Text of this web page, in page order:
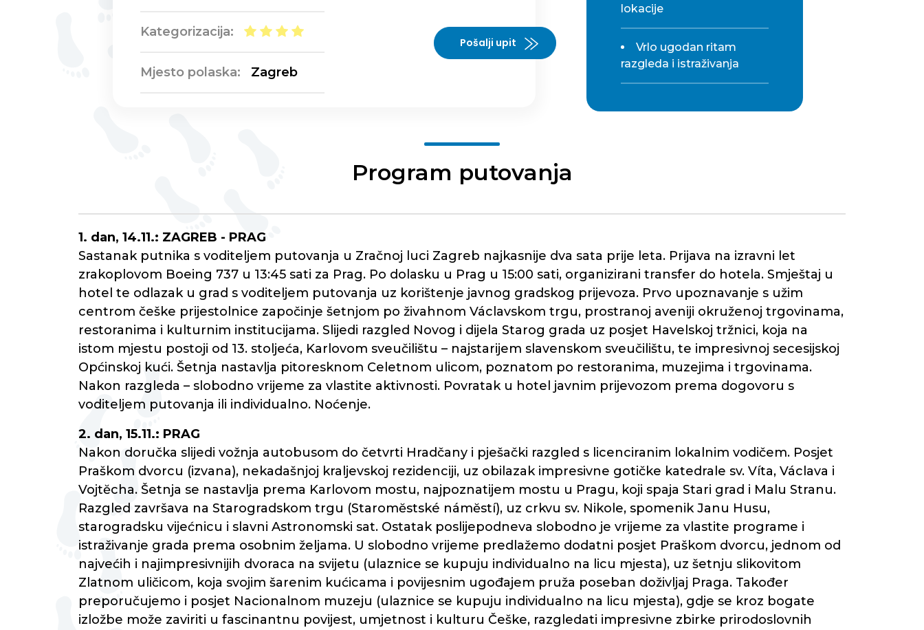
Kategorizacija:
Mjesto polaska: Zagreb
Pošalji upit
lokacije
Vrlo ugodan ritam
razgleda i istraživanja
Program putovanja
1. dan, 14.11.: ZAGREB - PRAG
Sastanak putnika s voditeljem putovanja u Zračnoj luci Zagreb najkasnije dva sata prije leta. Prijava na izravni let
zrakoplovom Boeing 737 u 13:45 sati za Prag. Po dolasku u Prag u 15:00 sati, organizirani transfer do hotela. Smještaj u
hotel te odlazak u grad s voditeljem putovanja uz korištenje javnog gradskog prijevoza. Prvo upoznavanje s užim
centrom češke prijestolnice započinje šetnjom po živahnom Václavskom trgu, prostranoj aveniji okruženoj trgovinama,
restoranima i kulturnim institucijama. Slijedi razgled Novog i dijela Starog grada uz posjet Havelskoj tržnici, koja na
istom mjestu postoji od 13. stoljeća, Karlovom sveučilištu – najstarijem slavenskom sveučilištu, te impresivnoj secesijskoj
Općinskoj kući. Šetnja nastavlja pitoresknom Celetnom ulicom, poznatom po restoranima, muzejima i trgovinama.
Nakon razgleda – slobodno vrijeme za vlastite aktivnosti. Povratak u hotel javnim prijevozom prema dogovoru s
voditeljem putovanja ili individualno. Noćenje.
2. dan, 15.11.: PRAG
Nakon doručka slijedi vožnja autobusom do četvrti Hradčany i pješački razgled s licenciranim lokalnim vodičem. Posjet
Praškom dvorcu (izvana), nekadašnjoj kraljevskoj rezidenciji, uz obilazak impresivne gotičke katedrale sv. Víta, Václava i
Vojtĕcha. Šetnja se nastavlja prema Karlovom mostu, najpoznatijem mostu u Pragu, koji spaja Stari grad i Malu Stranu.
Razgled završava na Starogradskom trgu (Staromĕstské námĕstí), uz crkvu sv. Nikole, spomenik Janu Husu,
starogradsku vijećnicu i slavni Astronomski sat. Ostatak poslijepodneva slobodno je vrijeme za vlastite programe i
istraživanje grada prema osobnim željama. U slobodno vrijeme predlažemo dodatni posjet Praškom dvorcu, jednom od
najvećih i najimpresivnijih dvoraca na svijetu (ulaznice se kupuju individualno na licu mjesta), uz šetnju slikovitom
Zlatnom uličicom, koja svojim šarenim kućicama i povijesnim ugođajem pruža poseban doživljaj Praga. Također
preporučujemo i posjet Nacionalnom muzeju (ulaznice se kupuju individualno na licu mjesta), gdje se kroz bogate
izložbe može zaviriti u fascinantnu povijest, umjetnost i kulturu Češke, razgledati impresivne zbirke prirodoslovnih